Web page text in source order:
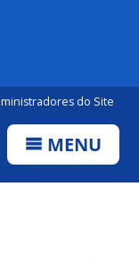
do Site
MENU